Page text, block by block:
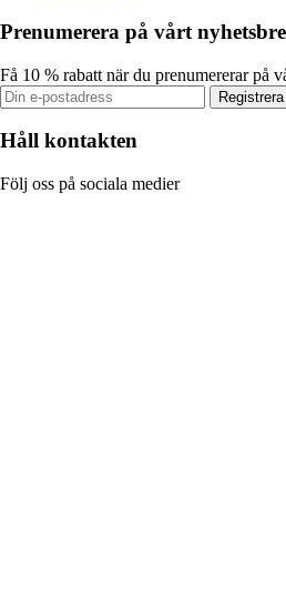
Prenumerera på vårt
Få 10 % rabatt när du prenumererar på
Håll kontakten
Följ oss på sociala medier